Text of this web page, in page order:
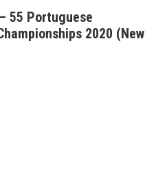
55 Portuguese
2020 (New